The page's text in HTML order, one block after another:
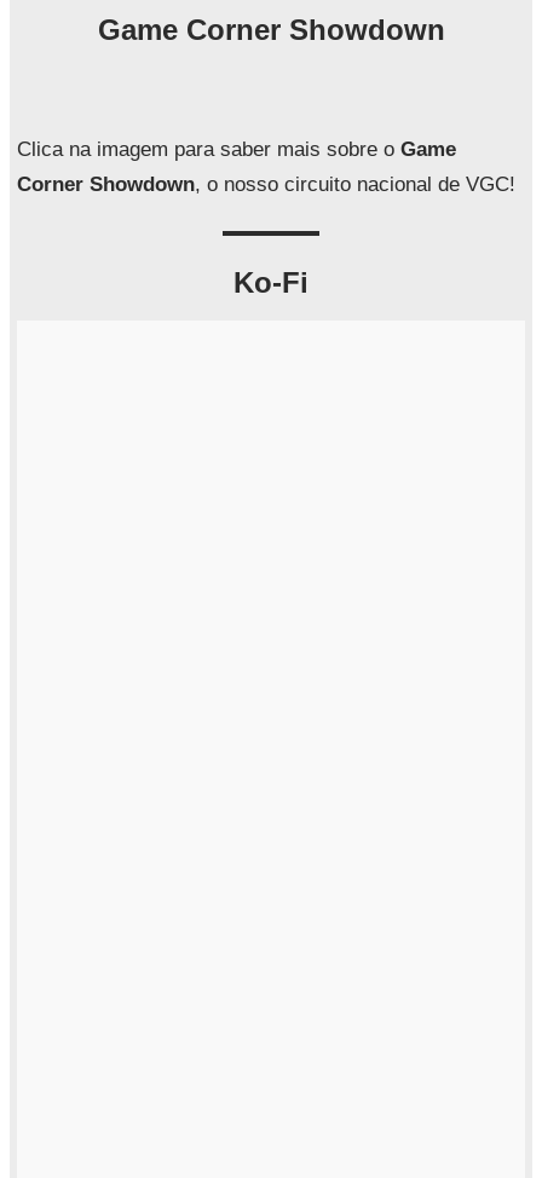
a
r
Game Corner Showdown
Clica na imagem para saber mais sobre o Game
Corner Showdown, o nosso circuito nacional de VGC!
Ko-Fi